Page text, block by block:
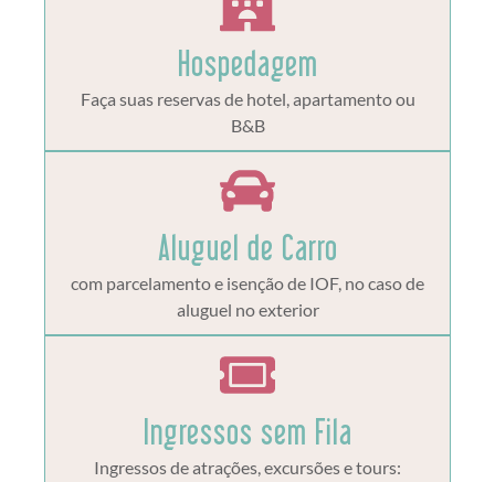
Hospedagem
Faça suas reservas de hotel, apartamento ou
B&B
Aluguel de Carro
com parcelamento e isenção de IOF, no caso de
aluguel no exterior
Ingressos sem Fila
Ingressos de atrações, excursões e tours: